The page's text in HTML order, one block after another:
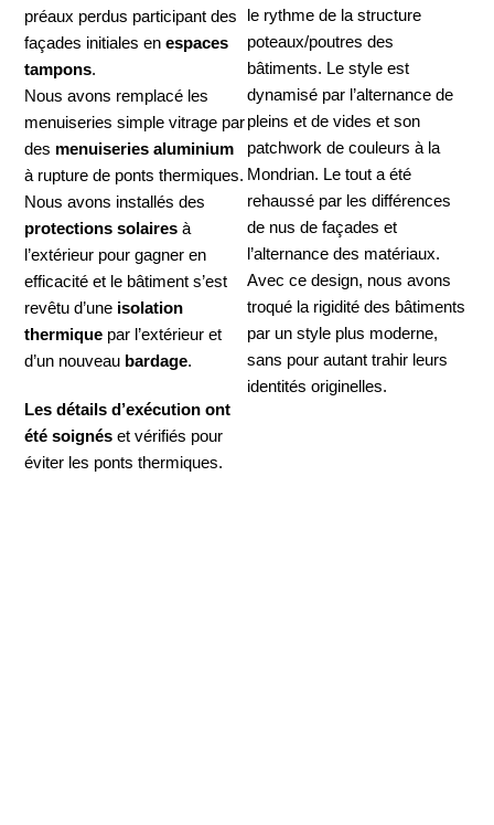
préaux perdus participant des
façades initiales enespaces
tampons.
Nous avons remplacé les
menuiseries simple vitrage par
des menuiseries aluminium
à rupture de ponts thermiques.
Nous avons installés des
protections solaires à
l’extérieur pour gagner en
efficacité et le bâtiment s’est
revêtu d’une isolation
thermique par l’extérieur et
d’un nouveau bardage.
Les détails d’exécution ont
été soignéset vérifiés pour
éviter les ponts thermiques.
le rythme de la structure
poteaux/poutres des
bâtiments. Le style est
dynamisé par l’alternance de
pleins et de vides et son
patchwork de couleurs à la
Mondrian. Le tout a été
rehaussé par les différences
de nus de façades et
l’alternance des matériaux.
Avec ce design, nous avons
troqué la rigidité des bâtiments
par un style plus moderne,
sans pour autant trahir leurs
identités originelles.